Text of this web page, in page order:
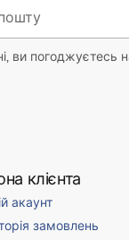
ви
клієнта
акаунт
замовлень